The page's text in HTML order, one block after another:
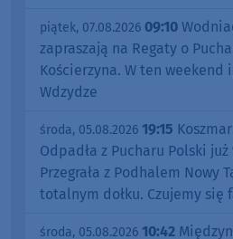
piątek, 07.08.2026 09:10
zapraszają na Regaty o
Kościerzyna. W ten weekend
Wdzydze
środa, 05.08.2026 19:15
Odpadła z Pucharu Polski
Przegrała z Podhalem Nowy
totalnym dołku. Czujemy się
środa, 05.08.2026 10:42